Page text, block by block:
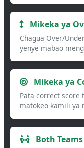
Mikeka ya
Chagua Over/
yenye mabao
Mikeka ya
Pata correct score
matokeo kamili ya
Both